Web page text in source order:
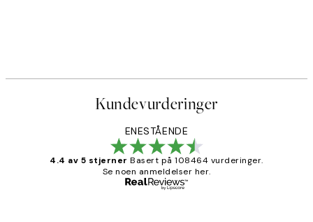
Kundevurderinger
ENESTÅENDE
4.4 av 5 stjerner Basert på 108464 vurderinger.
Se noen anmeldelser her.